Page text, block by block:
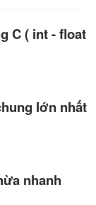
C ( int - float
lớn nhất
nhanh